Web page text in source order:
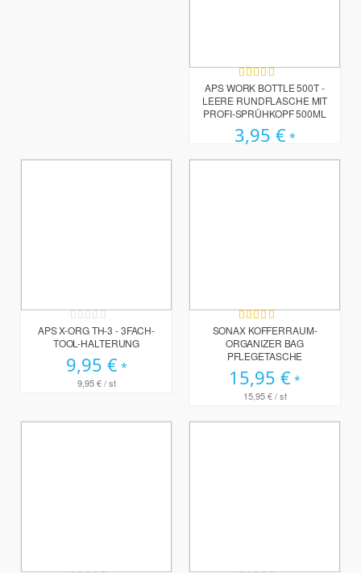
Bewertung:
89%
APS WORK BOTTLE 500T -
LEERE RUNDFLASCHE MIT
PROFI-SPRÜHKOPF 500ML
3,95 €
Rating:
0%
APS X-ORG TH-3 - 3FACH-
TOOL-HALTERUNG
9,95 €
9,95 €/ st
Bewertung:
80%
SONAX KOFFERRAUM-
ORGANIZER BAG
PFLEGETASCHE
15,95 €
15,95 €/ st